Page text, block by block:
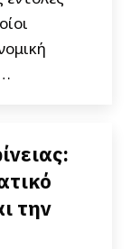
την